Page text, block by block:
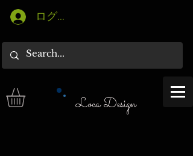
ログイン
Loca Design